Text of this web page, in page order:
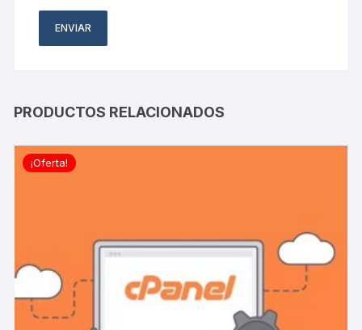
PRODUCTOS RELACIONADOS
¡Oferta!